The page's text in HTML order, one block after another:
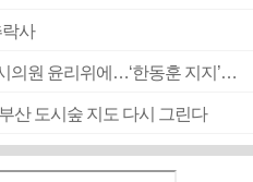
사
국힘 부산시당, ‘정이한 조력’ 시의원 윤리위에…‘한동훈 지지’도 신고접수
산 도시숲 지도 다시 그린다